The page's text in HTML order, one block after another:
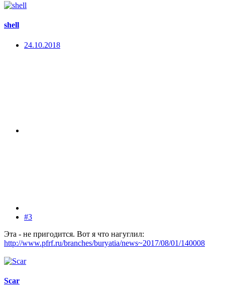
shell
24.10.2018
#3
Эта - не пригодится. Вот я что нагуглил:
http://www.pfrf.ru/branches/buryatia/news~2017/08/01/140008
Scar